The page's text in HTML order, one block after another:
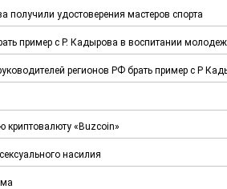
получили удостоверения мастеров спорта
пример с Р. Кадырова в воспитании
регионов РФ брать пример с Р
криптовалюту «Buzсoin»
насилия